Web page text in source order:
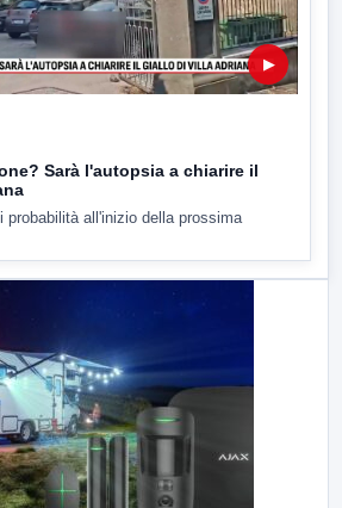
▶
Sarà l'autopsia a chiarire il
probabilità all'inizio della prossima